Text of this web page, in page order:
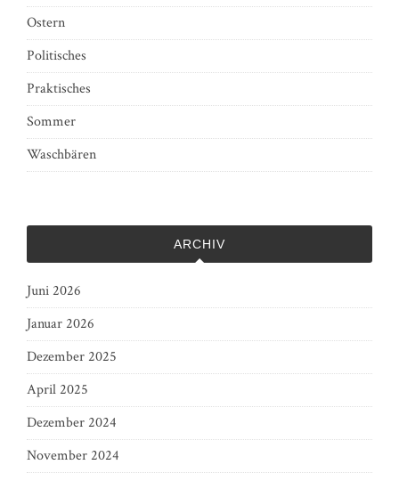
Ostern
Politisches
Praktisches
Sommer
Waschbären
ARCHIV
Juni 2026
Januar 2026
Dezember 2025
April 2025
Dezember 2024
November 2024